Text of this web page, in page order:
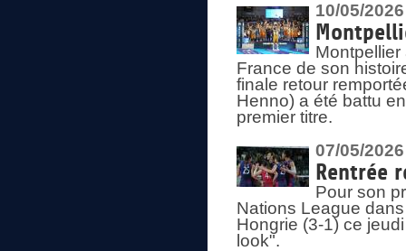
10/05/2026
France de son
finale retour
Henno) a été battu
premier titre.
07/05/2026
Rentrée
Pour son
Nations League
Hongrie (3-1) ce
look".